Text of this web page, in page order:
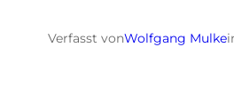
Verfasst vonWolfgang Mulke